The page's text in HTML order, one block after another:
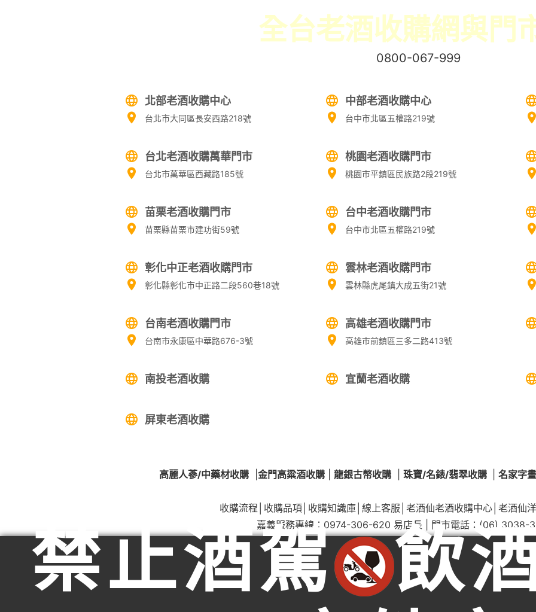
全台老酒收購網與門
0800-067-999易經理
北部老酒收購中心
台北市大同區長安西路218號
中部老酒收購中心
台中市北區五權路219號
台北老酒收購萬華門市
台北市萬華區西藏路185號
桃園老酒收購門市
桃園市平鎮區民族路2段219號
苗栗老酒收購門市
苗栗縣苗栗市建功街59號
台中老酒收購門市
台中市北區五權路219號
彰化中正老酒收購門市
彰化縣彰化市中正路二段560巷18號
雲林老酒收購門市
雲林縣虎尾鎮大成五街21號
台南老酒收購門市
台南市永康區中華路676-3號
高雄老酒收購門市
高雄市前鎮區三多二路413號
南投老酒收購 宜蘭老酒收購
屏東老酒收購
高麗人蔘/中藥材收購 金門高粱酒收購 龍銀古幣收購 珠寶/名錶/翡翠收購 名家字
收購流程 收購品項 收購知識庫 線上客服│ 老酒仙老酒收購中心 老酒仙
嘉義服務專線： 0974-306-620 易店長 | 門市電話： (06) 3038-
嘉義收購門市：嘉義市西區建成街62號
服務範圍：嘉義市東區老酒收購、嘉義市西區老酒收購、嘉義縣番路鄉老酒收購、嘉義縣梅山鄉老酒收購、嘉義縣竹崎鄉老酒收購、嘉義縣阿里
嘉義縣水上鄉老酒收購、嘉義縣鹿草鄉老酒收購、嘉義縣太保市老酒收購、嘉義縣朴子市老酒收購、嘉義縣東石鄉老酒收購、嘉義縣六腳鄉老酒
林鎮老酒收購、嘉義縣溪口鄉老酒收購、嘉義縣義竹鄉老酒收購、嘉義縣布袋鎮老酒
禁止酒駕
飲